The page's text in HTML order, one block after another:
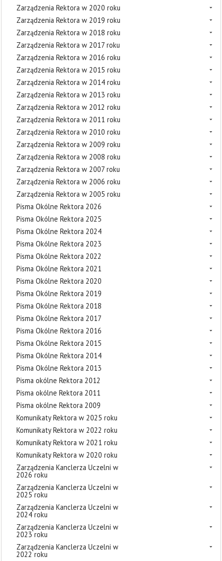
Zarządzenia Rektora w 2020 roku
Zarządzenia Rektora w 2019 roku
Zarządzenia Rektora w 2018 roku
Zarządzenia Rektora w 2017 roku
Zarządzenia Rektora w 2016 roku
Zarządzenia Rektora w 2015 roku
Zarządzenia Rektora w 2014 roku
Zarządzenia Rektora w 2013 roku
Zarządzenia Rektora w 2012 roku
Zarządzenia Rektora w 2011 roku
Zarządzenia Rektora w 2010 roku
Zarządzenia Rektora w 2009 roku
Zarządzenia Rektora w 2008 roku
Zarządzenia Rektora w 2007 roku
Zarządzenia Rektora w 2006 roku
Zarządzenia Rektora w 2005 roku
Pisma Okólne Rektora 2026
Pisma Okólne Rektora 2025
Pisma Okólne Rektora 2024
Pisma Okólne Rektora 2023
Pisma Okólne Rektora 2022
Pisma Okólne Rektora 2021
Pisma Okólne Rektora 2020
Pisma Okólne Rektora 2019
Pisma Okólne Rektora 2018
Pisma Okólne Rektora 2017
Pisma Okólne Rektora 2016
Pisma Okólne Rektora 2015
Pisma Okólne Rektora 2014
Pisma Okólne Rektora 2013
Pisma okólne Rektora 2012
Pisma okólne Rektora 2011
Pisma okólne Rektora 2009
Komunikaty Rektora w 2025 roku
Komunikaty Rektora w 2022 roku
Komunikaty Rektora w 2021 roku
Komunikaty Rektora w 2020 roku
Zarządzenia Kanclerza Uczelni w
2026 roku
Zarządzenia Kanclerza Uczelni w
2025 roku
Zarządzenia Kanclerza Uczelni w
2024 roku
Zarządzenia Kanclerza Uczelni w
2023 roku
Zarządzenia Kanclerza Uczelni w
2022 roku